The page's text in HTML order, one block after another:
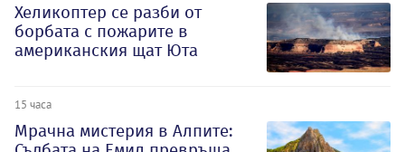
Хеликоптер се разби от
борбата с пожарите в
американския щат Юта
15 часа
Мрачна мистерия в Алпите: